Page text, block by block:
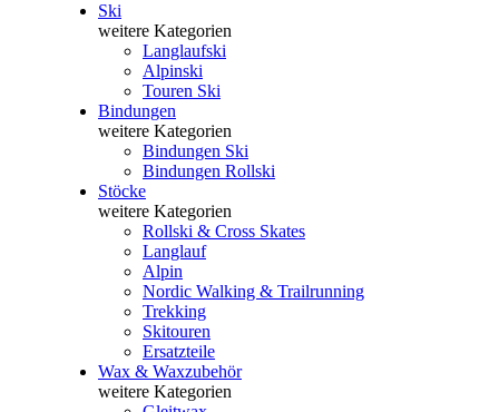
Ski
weitere Kategorien
Langlaufski
Alpinski
Touren Ski
Bindungen
weitere Kategorien
Bindungen Ski
Bindungen Rollski
Stöcke
weitere Kategorien
Rollski & Cross Skates
Langlauf
Alpin
Nordic Walking & Trailrunning
Trekking
Skitouren
Ersatzteile
Wax & Waxzubehör
weitere Kategorien